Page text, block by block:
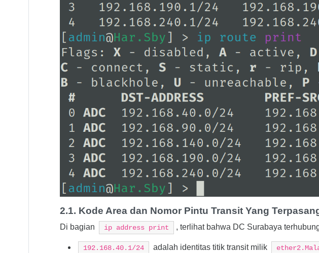
2.1. Kode Area dan Nomor Pintu Transit Yang
Di bagian ip address print , terlihat bahwa DC Surabaya
192.168.40.1/24 adalah identitas titik transit milik